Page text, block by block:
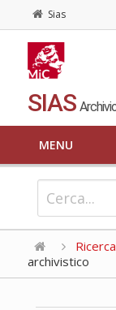
Sias
SIAS
MENU
archivistico